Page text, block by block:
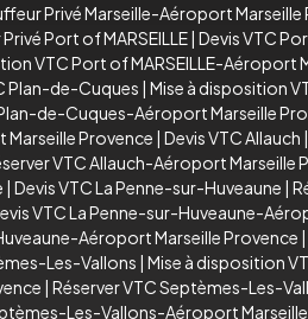
Privé Marseille-Aéroport Marseille
Port of MARSEILLE| Devis VTC
VTC Port of MARSEILLE-Aéroport
Plan-de-Cuques | Mise à disposition
de-Cuques-Aéroport Marseille
Provence | Devis VTC Allauch |
VTC Allauch-Aéroport Marseille
| Devis VTC La Penne-sur-Huveaune |
VTC La Penne-sur-Huveaune-
Aéroport Marseille Provence |
Les-Vallons | Mise à disposition
| Réserver VTC Septèmes-Les-
Les-Vallons-Aéroport